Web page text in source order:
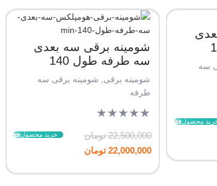
سه
محصول
شومینه برقی سه بعدی
سه طرفه طول 140
شومینه برقی
شومینه برقی سه
طرفه
★
★
★
★
★
22,500,000 تومان
22,000,000 تومان
خرید محصول